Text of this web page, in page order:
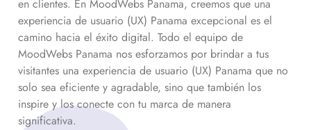
en clientes. En MoodWebs Panama, creemos que una
experiencia de usuario (UX) Panama excepcional es el
camino hacia el éxito digital. Todo el equipo de
MoodWebs Panama nos esforzamos por brindar a tus
visitantes una experiencia de usuario (UX) Panama que no
solo sea eficiente y agradable, sino que también los
inspire y los conecte con tu marca de manera
significativa.